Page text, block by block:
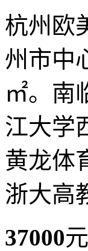
杭州欧
州市中
㎡。南
江大学
黄龙体
浙大高
37000